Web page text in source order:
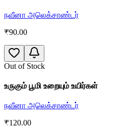
நவீனா அலெக்சாண்டர்
₹90.00
Out of Stock
உருகும் பூமி உறையும் உயிர்கள்
நவீனா அலெக்சாண்டர்
₹120.00